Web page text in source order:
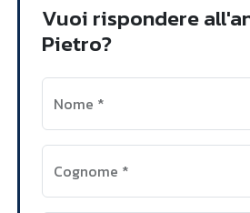
Vuoi rispondere
Pietro?
Nome *
Cognome *